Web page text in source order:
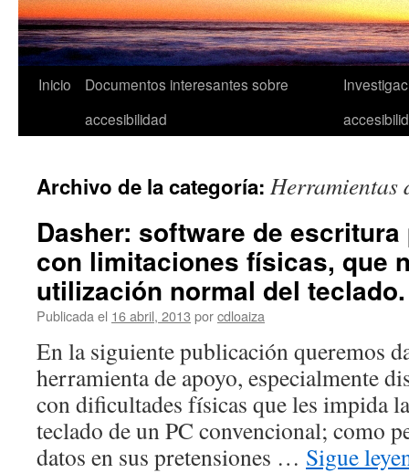
Inicio
Documentos interesantes sobre
accesibilidad
Archivo de la categoría: Herramientas
Dasher: software de
con limitaciones físicas, que
utilización normal del teclado.
Publicada el 16 abril, 2013 porcdloaiza
En la siguiente publicación queremos
herramienta de apoyo, especialmente
con dificultades físicas que les impida
teclado de un PC convencional; como
datos en sus pretensiones … Sigue